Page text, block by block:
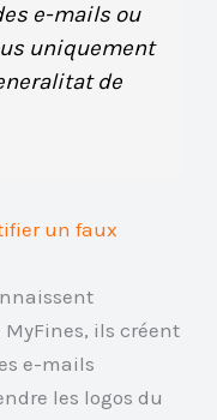
e-mails ou
uniquement
de
un faux
ils créent
e-mails
les logos du